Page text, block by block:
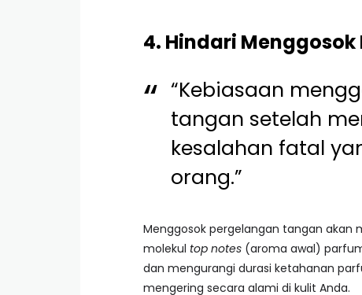
4. Hindari
“Kebiasaan
tangan setelah
kesalahan fatal
orang.”
Menggosok pergelangan tangan akan
molekul top notes (aroma awal)
dan mengurangi durasi ketahanan
mengering secara alami di kulit Anda.